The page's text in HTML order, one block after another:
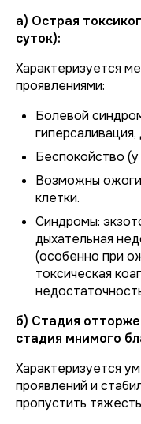
а) Острая
суток):
Характеризуется
проявлениями:
Болевой
гиперсаливация,
Беспокойство
Возможны
клетки.
Синдромы:
дыхательная
(особенно при
токсическая
б) Стадия
стадия мнимого
Характеризуется
проявлений и
пропустить